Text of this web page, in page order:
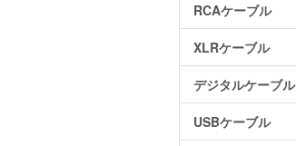
RCAケーブル
XLRケーブル
デジタルケーブル
USBケーブル